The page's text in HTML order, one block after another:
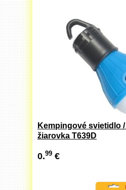
Kempingové svietidlo
žiarovka T639D
0.99 €